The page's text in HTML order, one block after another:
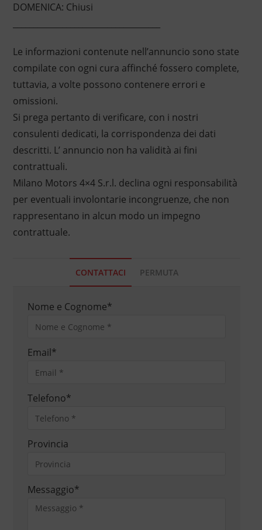
DOMENICA: Chiusi
Le informazioni contenute nell’annuncio sono state
compilate con ogni cura affinché fossero complete,
tuttavia, a volte possono contenere errori e
omissioni.
Si prega pertanto di verificare, con i nostri
consulenti dedicati, la corrispondenza dei dati
descritti. L’ annuncio non ha validità ai fini
contrattuali.
Milano Motors 4×4 S.r.l. declina ogni responsabilità
per eventuali involontarie incongruenze, che non
rappresentano in alcun modo un impegno
contrattuale.
CONTATTACI PERMUTA
Nome e Cognome*
Email*
Telefono*
Provincia
Messaggio*